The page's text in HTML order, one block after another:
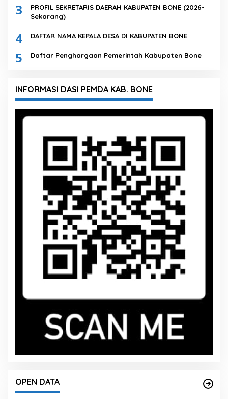
3
PROFIL SEKRETARIS DAERAH KABUPATEN BONE (2026-
Sekarang)
4 DAFTAR NAMA KEPALA DESA DI KABUPATEN BONE
5 Daftar Penghargaan Pemerintah Kabupaten Bone
INFORMASI DASI PEMDA KAB. BONE
OPEN DATA